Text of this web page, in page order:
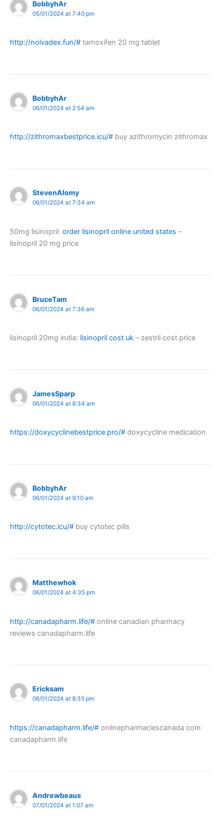
BobbyhAr
05/01/2024 at 7:40 pm
http://nolvadex.fun/# tamoxifen 20 mg tablet
BobbyhAr
06/01/2024 at 2:54 am
http://zithromaxbestprice.icu/# buy azithromycin zithromax
StevenAlomy
06/01/2024 at 7:34 am
50mg lisinopril: order lisinopril online united states –
lisinopril 20 mg price
BruceTam
06/01/2024 at 7:36 am
lisinopril 20mg india: lisinopril cost uk – zestril cost price
JamesSparp
06/01/2024 at 8:34 am
https://doxycyclinebestprice.pro/# doxycycline medication
BobbyhAr
06/01/2024 at 9:10 am
http://cytotec.icu/# buy cytotec pills
Matthewhok
06/01/2024 at 4:35 pm
http://canadapharm.life/# online canadian pharmacy
reviews canadapharm.life
Ericksam
06/01/2024 at 8:35 pm
https://canadapharm.life/# onlinepharmaciescanada com
canadapharm.life
Andrewbeaus
07/01/2024 at 1:07 am